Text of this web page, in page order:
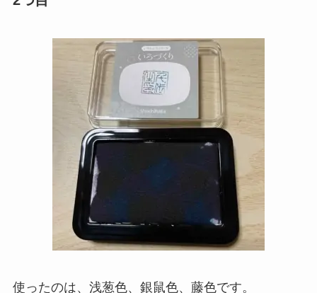
使ったのは、浅葱色、銀鼠色、藤色です。